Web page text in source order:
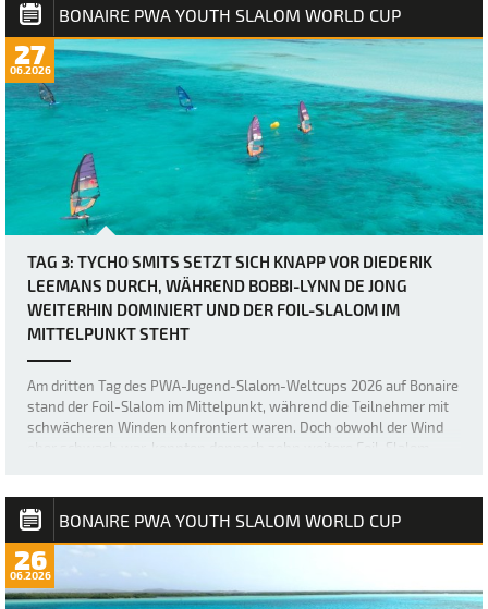
BONAIRE PWA YOUTH SLALOM WORLD CUP
27
06.2026
TAG 3: TYCHO SMITS SETZT SICH KNAPP VOR DIEDERIK
LEEMANS DURCH, WÄHREND BOBBI-LYNN DE JONG
WEITERHIN DOMINIERT UND DER FOIL-SLALOM IM
MITTELPUNKT STEHT
Am dritten Tag des PWA-Jugend-Slalom-Weltcups 2026 auf Bonaire
stand der Foil-Slalom im Mittelpunkt, während die Teilnehmer mit
schwächeren Winden konfrontiert waren. Doch obwohl der Wind
eher schwach war, konnten dennoch zehn weitere Foil-Slalom-
BONAIRE PWA YOUTH SLALOM WORLD CUP
26
06.2026